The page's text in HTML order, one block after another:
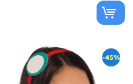
-45%